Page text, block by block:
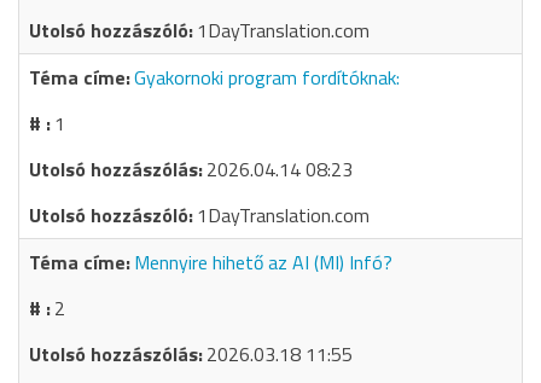
1DayTranslation.com
Gyakornoki program fordítóknak:
1
2026.04.14 08:23
1DayTranslation.com
Mennyire hihető az AI (MI) Infó?
2
2026.03.18 11:55